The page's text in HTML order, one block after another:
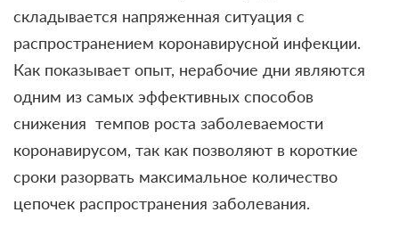
складывается напряженная ситуация с
распространением коронавирусной инфекции.
Как показывает опыт, нерабочие дни являются
одним из самых эффективных способов
снижения темпов роста заболеваемости
коронавирусом, так как позволяют в короткие
сроки разорвать максимальное количество
цепочек распространения заболевания.